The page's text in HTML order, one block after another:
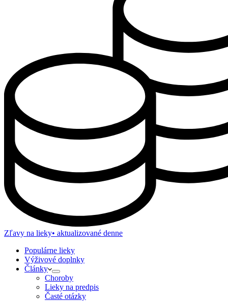
Zľavy na lieky• aktualizované denne
Populárne lieky
Výživové doplnky
Články
Choroby
Lieky na predpis
Časté otázky